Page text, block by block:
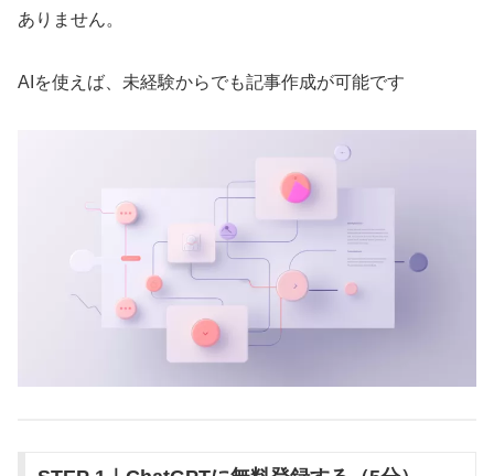
ありません。
AIを使えば、未経験からでも記事作成が可能です